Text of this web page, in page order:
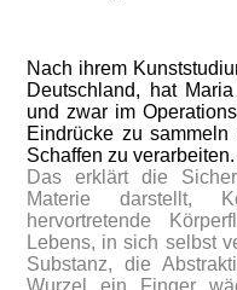
Nach ihrem
Deutschland, hat
und zwar im
Eindrücke zu
Schaffen zu verarbeiten.
Das erklärt die
Materie darstellt,
hervortretende
Lebens, in sich selbst
Substanz, die
Wurzel ein Finger